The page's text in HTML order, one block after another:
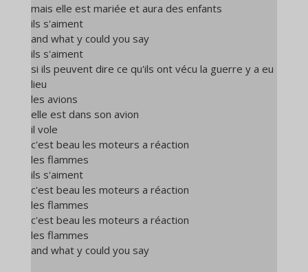
mais elle est mariée et aura des enfants
ils s'aiment
and what y could you say
ils s'aiment
si ils peuvent dire ce qu'ils ont vécu la guerre y a eu
lieu
les avions
elle est dans son avion
il vole
c'est beau les moteurs a réaction
les flammes
ils s'aiment
c'est beau les moteurs a réaction
les flammes
c'est beau les moteurs a réaction
les flammes
and what y could you say